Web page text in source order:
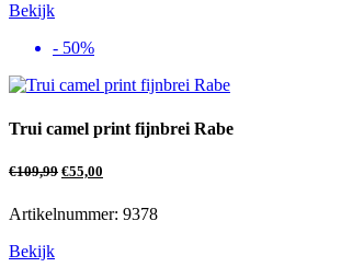
Bekijk
- 50%
Trui camel print fijnbrei Rabe
€109,99 €55,00
Artikelnummer: 9378
Bekijk